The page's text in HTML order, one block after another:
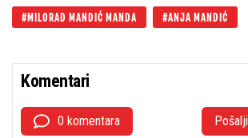
MILORAD MANDIĆ MANDA ANJA MANDIĆ
Komentari
0 komentara